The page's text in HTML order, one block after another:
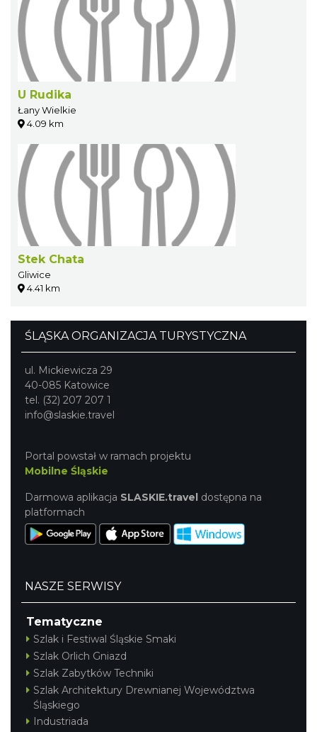
U Rudika
Łany Wielkie
4.09 km
Stek Chata
Gliwice
4.41 km
ŚLĄSKA ORGANIZACJA TURYSTYCZNA
ul. Mickiewicza 29
40-085 Katowice
tel. (32) 207 207 1
info@slaskie.travel
Portal powstał w ramach projektu
Mobilne Śląskie
Darmowa aplikacja SLASKIE.travel dostępna na
platformach
NASZE SERWISY
Tematyczne
Szlak i Festiwal Śląskie Smaki
Szlak Orlich Gniazd
Szlak Zabytków Techniki
Szlak Architektury Drewnianej Województwa
Śląskiego
Industriada